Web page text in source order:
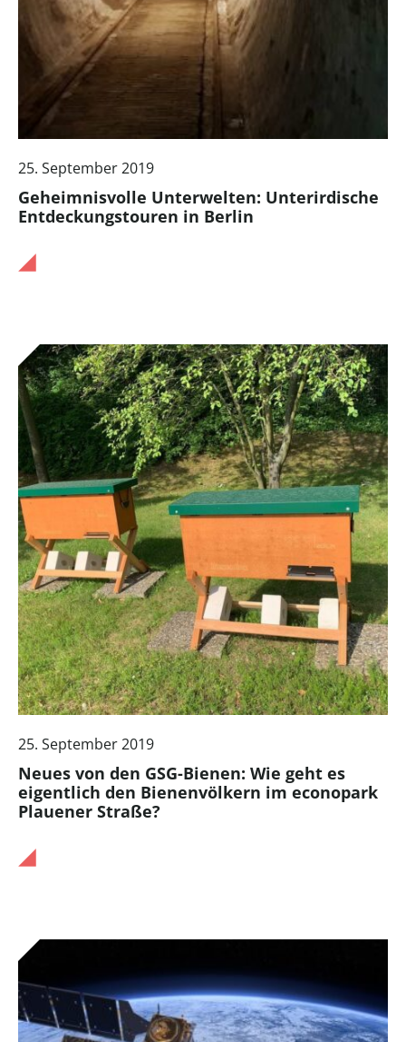
25. September 2019
Geheimnisvolle Unterwelten: Unterirdische
Entdeckungstouren in Berlin
25. September 2019
Neues von den GSG-Bienen: Wie geht es
eigentlich den Bienenvölkern im econopark
Plauener Straße?